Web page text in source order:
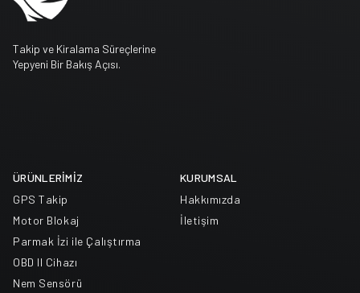
Takip ve Kiralama Süreçlerine
Yepyeni Bir Bakış Açısı.
ÜRÜNLERİMİZ
GPS Takip
Motor Blokaj
Parmak İzi ile Çalıştırma
OBD II Cihazı
Nem Sensörü
KURUMSAL
Hakkımızda
İletişim